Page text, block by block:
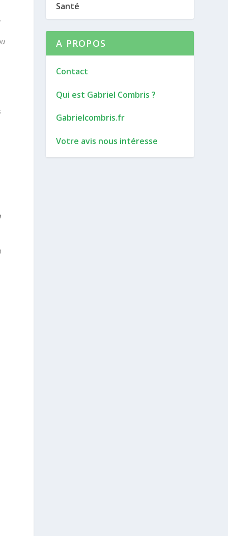
.
Santé
A PROPOS
Contact
Qui est Gabriel Combris ?
Gabrielcombris.fr
Votre avis nous intéresse